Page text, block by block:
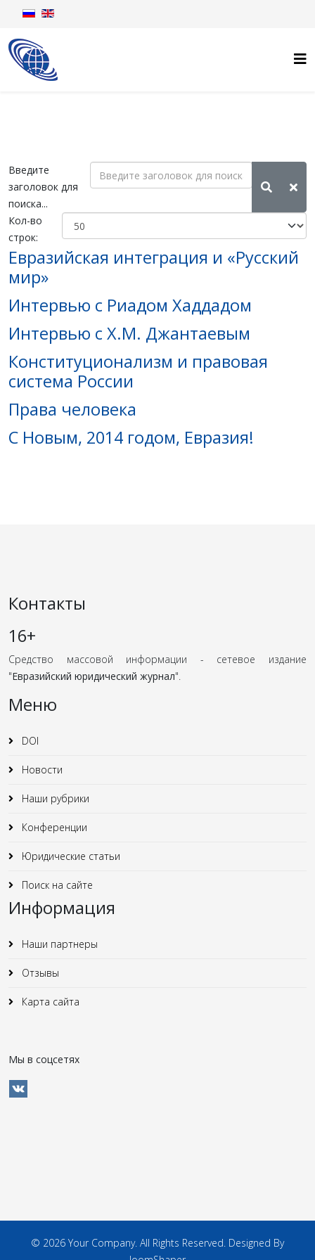
Введите
заголовок для
поиска...
Кол-во
строк:
Евразийская интеграция и «Русский
мир»
Интервью с Риадом Хаддадом
Интервью с Х.М. Джантаевым
Конституционализм и правовая
система России
Права человека
С Новым, 2014 годом, Евразия!
Контакты
16+
Средство массовой информации - сетевое издание
"Евразийский юридический журнал".
Меню
DOI
Новости
Наши рубрики
Конференции
Юридические статьи
Поиск на сайте
Информация
Наши партнеры
Отзывы
Карта сайта
Мы в соцсетях
© 2026 Your Company. All Rights Reserved. Designed By